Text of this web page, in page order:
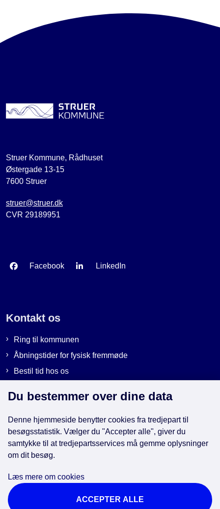
Struer Kommune, Rådhuset
Østergade 13-15
7600 Struer
struer@struer.dk
CVR 29189951
Facebook LinkedIn
Kontakt os
Ring til kommunen
Åbningstider for fysisk fremmøde
Bestil tid hos os
Genveje
EAN-numre i kommunen
Cookies
Tilgængelighedserklæring
Du bestemmer over dine data
Denne hjemmeside benytter cookies fra tredjepart til
besøgsstatistik. Vælger du "Accepter alle", giver du
samtykke til at tredjepartsservices må gemme oplysninger
om dit besøg.
Læs mere om cookies
ACCEPTER ALLE